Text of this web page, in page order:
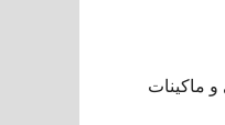
بالسلوفان للعلب 3 دي و ماكينات